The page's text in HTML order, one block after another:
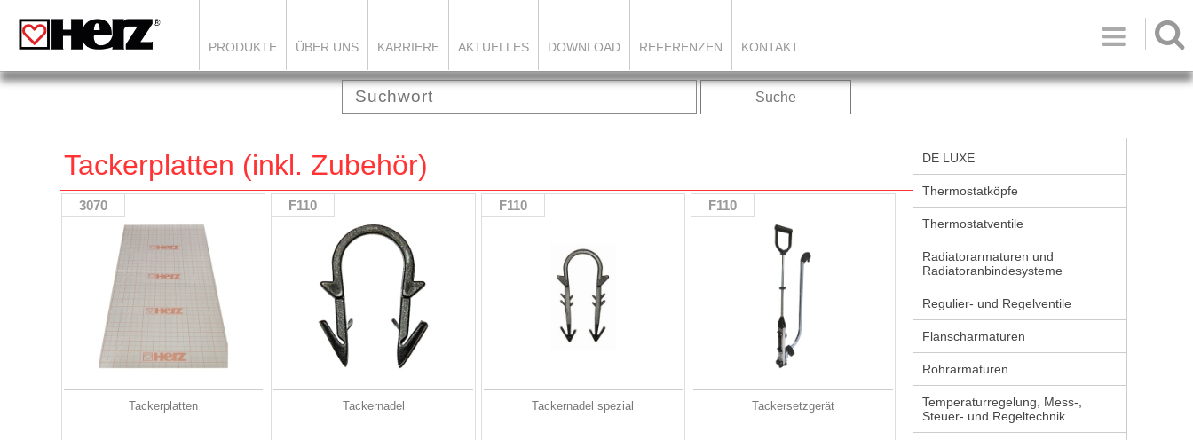

PRODUKTE ÜBER UNS KARRIERE AKTUELLES DOWNLOAD REFERENZEN KONTAKT
Suche
Tackerplatten (inkl. Zubehör)
3070
Tackerplatten
F110
Tackernadel
F110
Tackernadel spezial
F110
Tackersetzgerät
DE LUXE
Thermostatköpfe
Thermostatventile
Radiatorarmaturen und
Radiatoranbindesysteme
Regulier- und Regelventile
Flanscharmaturen
Rohrarmaturen
Temperaturregelung, Mess-,
Steuer- und Regeltechnik